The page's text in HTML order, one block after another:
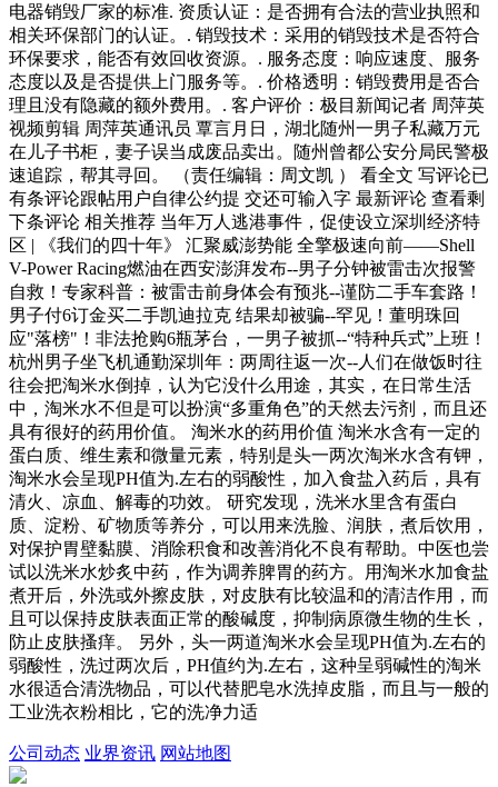
电器销毁厂家的标准. 资质认证：是否拥有合法的营业执照和
相关环保部门的认证。. 销毁技术：采用的销毁技术是否符合
环保要求，能否有效回收资源。. 服务态度：响应速度、服务
态度以及是否提供上门服务等。. 价格透明：销毁费用是否合
理且没有隐藏的额外费用。. 客户评价：极目新闻记者 周萍英
视频剪辑 周萍英通讯员 覃言月日，湖北随州一男子私藏万元
在儿子书柜，妻子误当成废品卖出。随州曾都公安分局民警极
速追踪，帮其寻回。 （责任编辑：周文凯 ） 看全文 写评论已
有条评论跟帖用户自律公约提 交还可输入字 最新评论 查看剩
下条评论 相关推荐 当年万人逃港事件，促使设立深圳经济特
区 | 《我们的四十年》 汇聚威澎势能 全擎极速向前——Shell
V-Power Racing燃油在西安澎湃发布--男子分钟被雷击次报警
自救！专家科普：被雷击前身体会有预兆--谨防二手车套路！
男子付6订金买二手凯迪拉克 结果却被骗--罕见！董明珠回
应"落榜"！非法抢购6瓶茅台，一男子被抓--“特种兵式”上班！
杭州男子坐飞机通勤深圳年：两周往返一次--人们在做饭时往
往会把淘米水倒掉，认为它没什么用途，其实，在日常生活
中，淘米水不但是可以扮演“多重角色”的天然去污剂，而且还
具有很好的药用价值。 淘米水的药用价值 淘米水含有一定的
蛋白质、维生素和微量元素，特别是头一两次淘米水含有钾，
淘米水会呈现PH值为.左右的弱酸性，加入食盐入药后，具有
清火、凉血、解毒的功效。 研究发现，洗米水里含有蛋白
质、淀粉、矿物质等养分，可以用来洗脸、润肤，煮后饮用，
对保护胃壁黏膜、消除积食和改善消化不良有帮助。中医也尝
试以洗米水炒炙中药，作为调养脾胃的药方。用淘米水加食盐
煮开后，外洗或外擦皮肤，对皮肤有比较温和的清洁作用，而
且可以保持皮肤表面正常的酸碱度，抑制病原微生物的生长，
防止皮肤搔痒。 另外，头一两道淘米水会呈现PH值为.左右的
弱酸性，洗过两次后，PH值约为.左右，这种呈弱碱性的淘米
水很适合清洗物品，可以代替肥皂水洗掉皮脂，而且与一般的
工业洗衣粉相比，它的洗净力适
公司动态 业界资讯 网站地图